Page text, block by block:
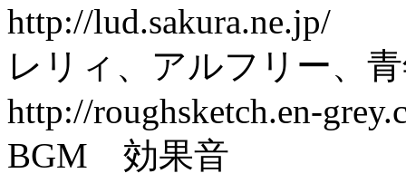
http://lud.sakura.ne.jp/
レリィ、アルフリー、
http://roughsketch.en-
BGM 効果音